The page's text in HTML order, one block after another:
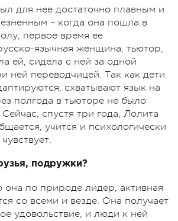
для нее достаточно плавным и
– когда она пошла в
первое время ее
язычная женщина, тьютор,
ей, сидела с ней за одной
ней переводчицей. Так как дети
схватывают язык на
полгода в тьюторе не было
спустя три года, Лолита
учится и психологически
подружки?
она по природе лидер, активная
со всеми и везде. Она получает
удовольствие, и люди к ней